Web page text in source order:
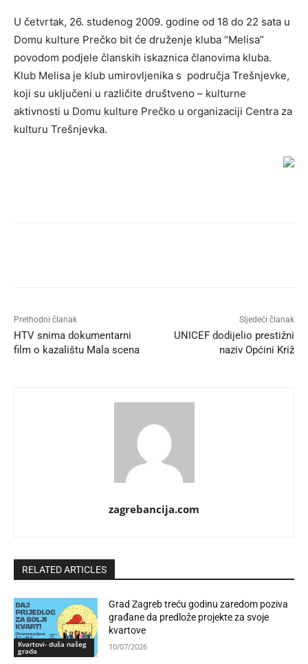
U četvrtak, 26. studenog 2009. godine od 18 do 22 sata u
Domu kulture Prečko bit će druženje kluba “Melisa”
povodom podjele članskih iskaznica članovima kluba.
Klub Melisa je klub umirovljenika s područja Trešnjevke,
koji su uključeni u različite društveno – kulturne
aktivnosti u Domu kulture Prečko u organizaciji Centra za
kulturu Trešnjevka.
Prethodni članak
HTV snima dokumentarni
film o kazalištu Mala scena
Sljedeći članak
UNICEF dodijelio prestižni
naziv Općini Križ
zagrebancija.com
RELATED ARTICLES
Kvartovi- duša našeg
grada
Grad Zagreb treću godinu zaredom poziva
građane da predlože projekte za svoje
kvartove
10/07/2026